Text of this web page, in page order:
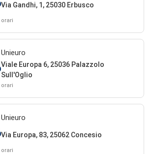
Via Gandhi, 1, 25030 Erbusco
orari
Unieuro
Viale Europa 6, 25036 Palazzolo
Sull'Oglio
orari
Unieuro
Via Europa, 83, 25062 Concesio
orari